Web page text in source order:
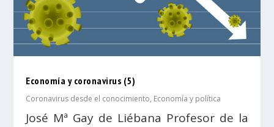
Economía y coronavirus (5)
Coronavirus desde el conocimiento, Economía y política
José Mª Gay de Liébana Profesor de la